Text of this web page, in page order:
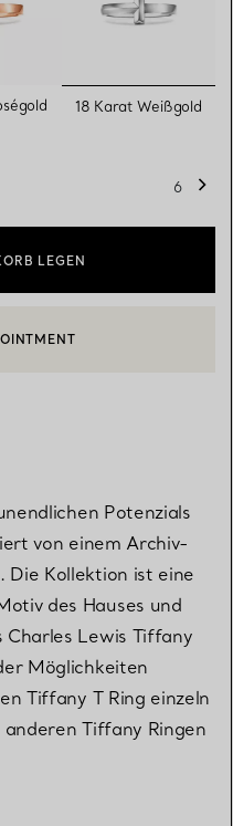
6
18 Karat Weißgold
LEGEN
ODER EINEN
Potenzials
von einem Archiv-
Die Kollektion ist eine
des Hauses und
Charles Lewis Tiffany
Möglichkeiten
Tiffany T Ring einzeln
Tiffany Ringen